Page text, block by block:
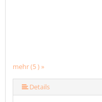
mehr (5 ) »
mehr (5 ) »
Details